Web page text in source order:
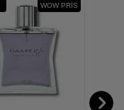
WOW PRIS